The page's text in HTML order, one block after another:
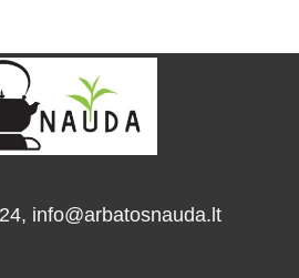
info@arbatosnauda.lt